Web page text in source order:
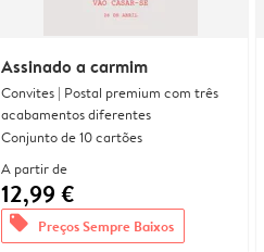
Assinado a carmim
Convites | Postal premium com três
acabamentos diferentes
Conjunto de 10 cartões
A partir de
12,99 €
offers Preços Sempre Baixos